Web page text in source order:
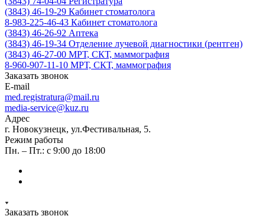
(3843) 46-19-29 Кабинет стоматолога
8-983-225-46-43 Кабинет стоматолога
(3843) 46-26-92 Аптека
(3843) 46-19-34 Отделение лучевой диагностики (рентген)
(3843) 46-27-00 МРТ, СКТ, маммография
8-960-907-11-10 МРТ, СКТ, маммография
Заказать звонок
E-mail
med.registratura@mail.ru
media-service@kuz.ru
Адрес
г. Новокузнецк, ул.Фестивальная, 5.
Режим работы
Пн. – Пт.: с 9:00 до 18:00
Заказать звонок